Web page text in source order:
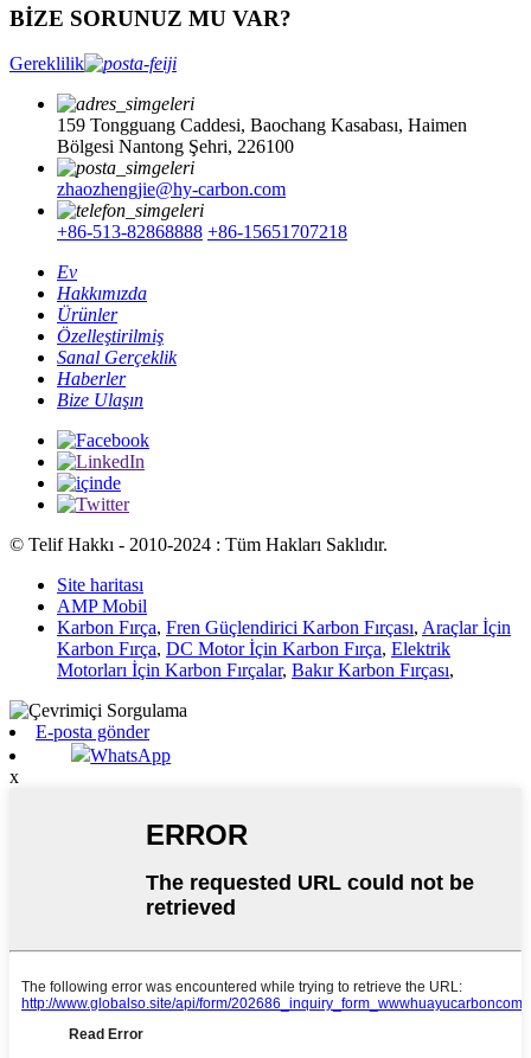
BİZE SORUNUZ MU VAR?
Gereklilik
159 Tongguang Caddesi, Baochang Kasabası, Haimen
Bölgesi Nantong Şehri, 226100
zhaozhengjie@hy-carbon.com
+86-513-82868888 +86-15651707218
Ev
Hakkımızda
Ürünler
Özelleştirilmiş
Sanal Gerçeklik
Haberler
Bize Ulaşın
© Telif Hakkı - 2010-2024 : Tüm Hakları Saklıdır.
Site haritası
AMP Mobil
Karbon Fırça, Fren Güçlendirici Karbon Fırçası, Araçlar İçin
Karbon Fırça, DC Motor İçin Karbon Fırça, Elektrik
Motorları İçin Karbon Fırçalar, Bakır Karbon Fırçası,
E-posta gönder
WhatsApp
x